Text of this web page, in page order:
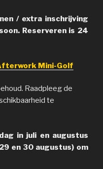
/ extra inschrijving
Reserveren is 24
Mini-Golf
Raadpleeg de
te
in juli en augustus
en 30 augustus) om